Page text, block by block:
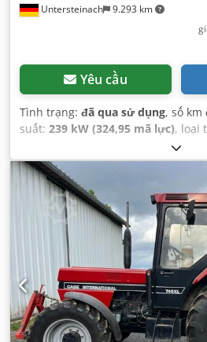
Untersteinach 9.293 km
Yêu cầu
Tình trạng: đã qua sử dụng, số km
suất: 239 kW (324,95 mã lực), loại
diesel
đầu:01/2013, Năm sản xuất:2013,
không khí,